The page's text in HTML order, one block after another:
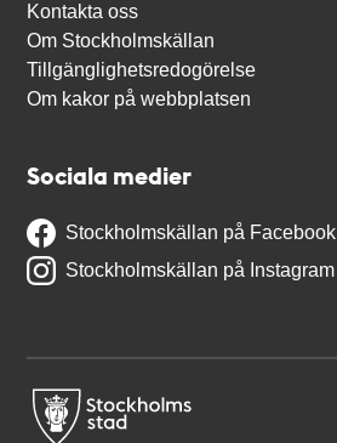
Kontakta oss
Om Stockholmskällan
Tillgänglighetsredogörelse
Om kakor på webbplatsen
Sociala medier
Stockholmskällan på Facebook
Stockholmskällan på Instagram